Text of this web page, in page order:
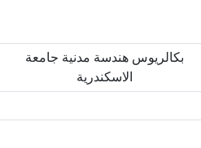
بكالريوس هندسة مدنية جامعة
الاسكندرية